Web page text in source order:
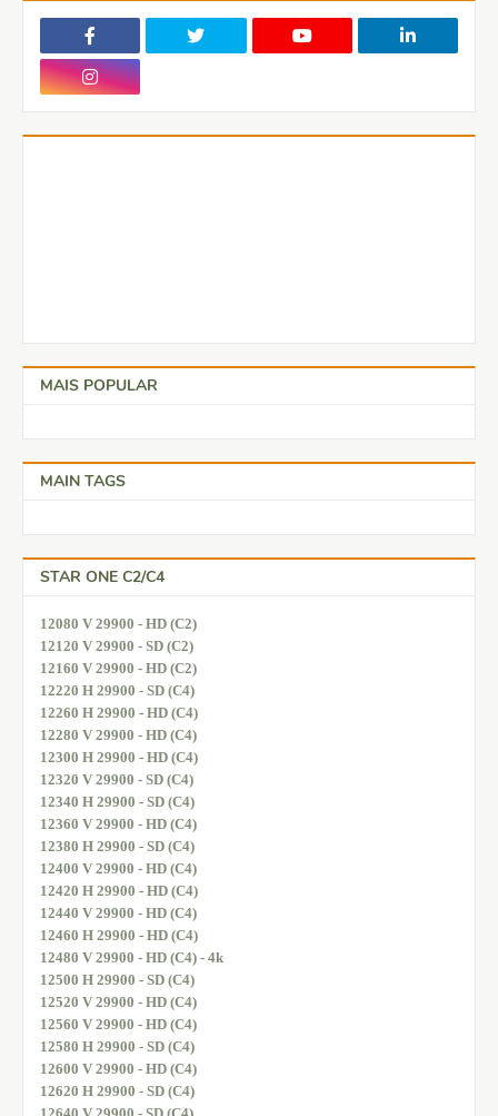
MAIS POPULAR
MAIN TAGS
STAR ONE C2/C4
12080 V 29900 - HD (C2)
12120 V 29900 - SD (C2)
12160 V 29900 - HD (C2)
12220 H 29900 - SD (C4)
12260 H 29900 - HD (C4)
12280 V 29900 - HD (C4)
12300 H 29900 - HD (C4)
12320 V 29900 - SD (C4)
12340 H 29900 - SD (C4)
12360 V 29900 - HD (C4)
12380 H 29900 - SD (C4)
12400 V 29900 - HD (C4)
12420 H 29900 - HD (C4)
12440 V 29900 - HD (C4)
12460 H 29900 - HD (C4)
12480 V 29900 - HD (C4) - 4k
12500 H 29900 - SD (C4)
12520 V 29900 - HD (C4)
12560 V 29900 - HD (C4)
12580 H 29900 - SD (C4)
12600 V 29900 - HD (C4)
12620 H 29900 - SD (C4)